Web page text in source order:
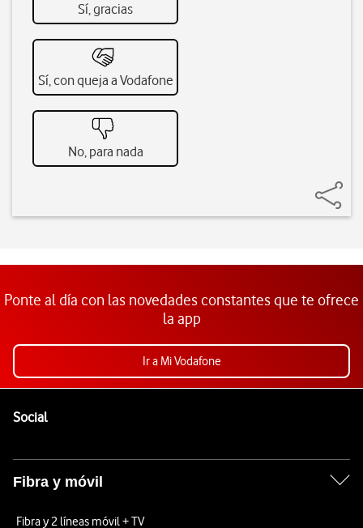
Sí, gracias
Sí, con queja a Vodafone
No, para nada
Ponte al día con las novedades constantes que te ofrece
la app
Ir a Mi Vodafone
SocialEnlaces a las redes sociales de Vodafone
Fibra y móvil
Fibra y 2 líneas móvil + TV